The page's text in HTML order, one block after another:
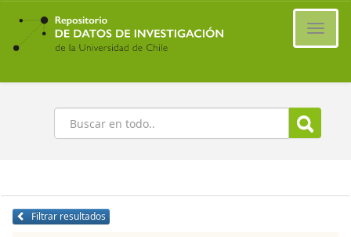
Ir
contenido
principal
Buscar
Filtrar resultados